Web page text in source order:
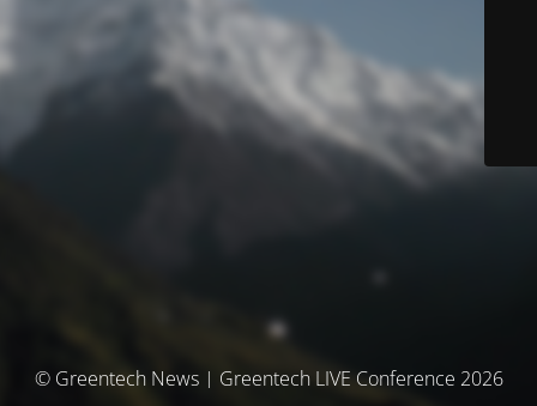
© Greentech News | Greentech LIVE Conference 2026